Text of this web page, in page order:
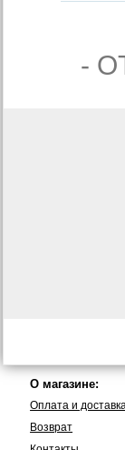
-
О магазине:
Оплата и
Возврат